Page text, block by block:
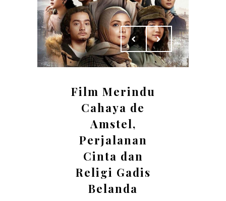
Film Merindu
Cahaya de
Amstel,
Perjalanan
Cinta dan
Religi Gadis
Belanda